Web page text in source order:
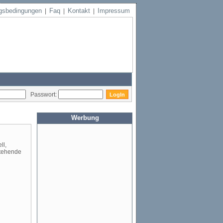
Faq Kontakt Impressum
Passwort:
Werbung